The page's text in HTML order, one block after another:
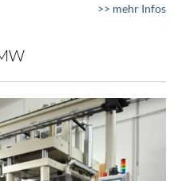
>> mehr Infos